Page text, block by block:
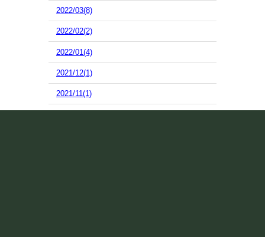
2022/03(8)
2022/02(2)
2022/01(4)
2021/12(1)
2021/11(1)